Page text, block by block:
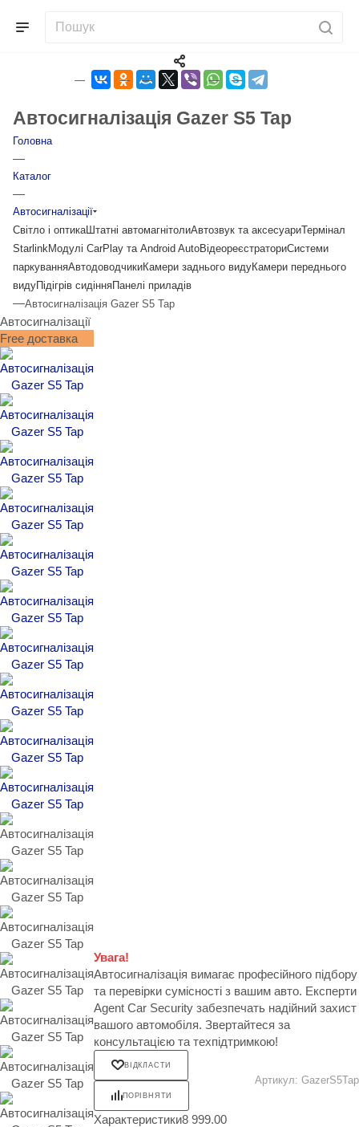
Автосигналізація Gazer S5 Tap
Головна
—
Каталог
—
Автосигналізації
Світло і оптикаШтатні автомагнітолиАвтозвук та аксесуариТермінал
StarlinkМодулі CarPlay та Android AutoВідеореєстраториСистеми
паркуванняАвтодоводчикиКамери заднього видуКамери переднього
видуПідігрів сидінняПанелі приладів
—Автосигналізація Gazer S5 Tap
Автосигналізації
Free доставка
Увага!
Автосигналізація вимагає професійного підбору
та перевірки сумісності з вашим авто. Експерти
Agent Car Security забезпечать надійний захист
вашого автомобіля. Звертайтеся за
консультацією та техпідтримкою!
ВІДКЛАСТИ
ПОРІВНЯТИ
Артикул: GazerS5Tap
Характеристики8 999.00